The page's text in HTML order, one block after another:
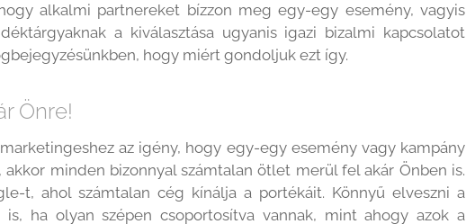
alkalmi partnereket bízzon meg egy-egy esemény, vagyis
a kiválasztása ugyanis igazi bizalmi kapcsolatot
hogy miért gondoljuk ezt így.
Önre!
az igény, hogy egy-egy esemény vagy kampány
akkor minden bizonnyal számtalan ötlet merül fel akár Önben is.
t, ahol számtalan cég kínálja a portékáit. Könnyű elveszni a
ha olyan szépen csoportosítva vannak, mint ahogy azok a